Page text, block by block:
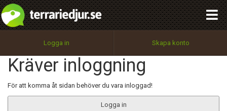
Logga in Skapa konto
Kräver inloggning
För att komma åt sidan behöver du vara inloggad!
Logga in
Utför
100%
OK
integritetspolicy
Namn:
Epost:
Begär nytt lösenord
Tillbaka till förstasidan